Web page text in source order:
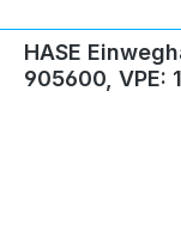
HASE
905600, VPE: